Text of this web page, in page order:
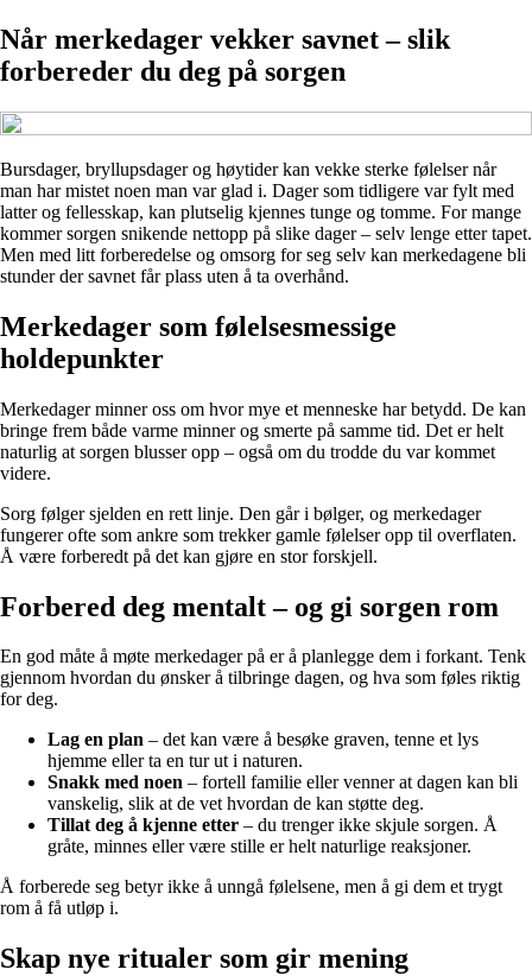
Når merkedager vekker savnet – slik
forbereder du deg på sorgen
Bursdager, bryllupsdager og høytider kan vekke sterke følelser når
man har mistet noen man var glad i. Dager som tidligere var fylt med
latter og fellesskap, kan plutselig kjennes tunge og tomme. For mange
kommer sorgen snikende nettopp på slike dager – selv lenge etter tapet.
Men med litt forberedelse og omsorg for seg selv kan merkedagene bli
stunder der savnet får plass uten å ta overhånd.
Merkedager som følelsesmessige
holdepunkter
Merkedager minner oss om hvor mye et menneske har betydd. De kan
bringe frem både varme minner og smerte på samme tid. Det er helt
naturlig at sorgen blusser opp – også om du trodde du var kommet
videre.
Sorg følger sjelden en rett linje. Den går i bølger, og merkedager
fungerer ofte som ankre som trekker gamle følelser opp til overflaten.
Å være forberedt på det kan gjøre en stor forskjell.
Forbered deg mentalt – og gi sorgen rom
En god måte å møte merkedager på er å planlegge dem i forkant. Tenk
gjennom hvordan du ønsker å tilbringe dagen, og hva som føles riktig
for deg.
Lag en plan – det kan være å besøke graven, tenne et lys
hjemme eller ta en tur ut i naturen.
Snakk med noen – fortell familie eller venner at dagen kan bli
vanskelig, slik at de vet hvordan de kan støtte deg.
Tillat deg å kjenne etter – du trenger ikke skjule sorgen. Å
gråte, minnes eller være stille er helt naturlige reaksjoner.
Å forberede seg betyr ikke å unngå følelsene, men å gi dem et trygt
rom å få utløp i.
Skap nye ritualer som gir mening